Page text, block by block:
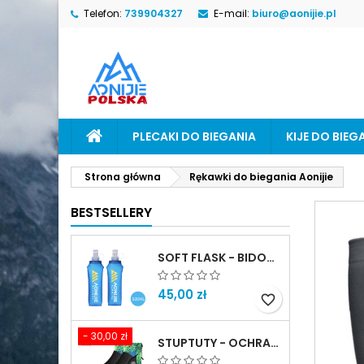
Telefon: 739904327 E-mail: biuro@aonijie.pl
PLECAKI DO BIEGANIA KIJE DO
Strona główna Rękawki do biegania Aonijie
BESTSELLERY
SOFT FLASK - BIDON MIĘKKI
45,00 zł favorite_border
- 30,00 zł STUPTUTY - OCHRANIACZE NA BUTY